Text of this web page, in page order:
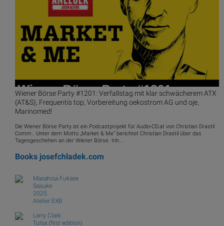
Wiener Börse Party #1201: Verfallstag mit klar schwächerem ATX
(AT&S), Frequentis top, Vorbereitung oekostrom AG und oje,
Marinomed!
Die Wiener Börse Party ist ein Podcastprojekt für Audio-CD.at von Christian Drastil
Comm.. Unter dem Motto „Market & Me“ berichtet Christian Drastil über das
Tagesgeschehen an der Wiener Börse. Inh...
Books josefchladek.com
Masahisa Fukase
Sasuke
2025
Atelier EXB
Larry Clark
Tulsa (first edition)